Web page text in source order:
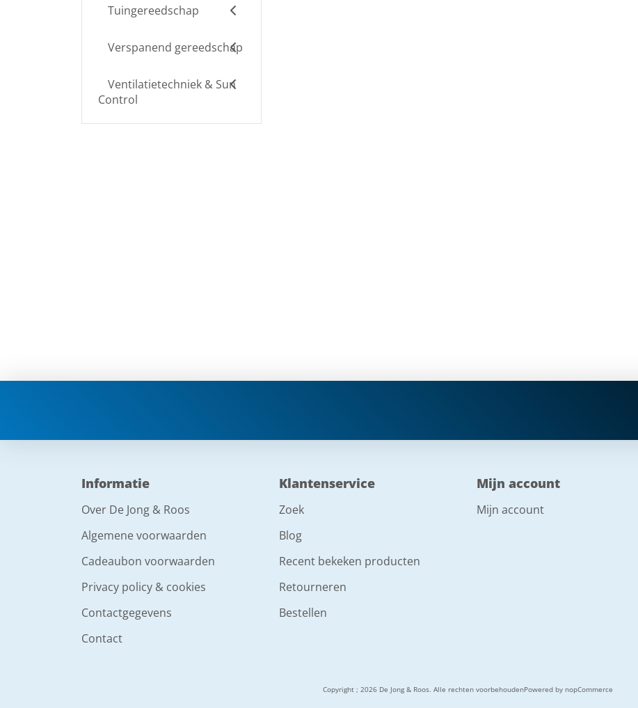
Tuingereedschap
Verspanend gereedschap
Ventilatietechniek & Sun
Control
Informatie
Over De Jong & Roos
Algemene voorwaarden
Cadeaubon voorwaarden
Privacy policy & cookies
Contactgegevens
Contact
Klantenservice
Zoek
Blog
Recent bekeken producten
Retourneren
Bestellen
Mijn account
Mijn account
Copyright ; 2026 De Jong & Roos. Alle rechten voorbehoudenPowered by nopCommerce